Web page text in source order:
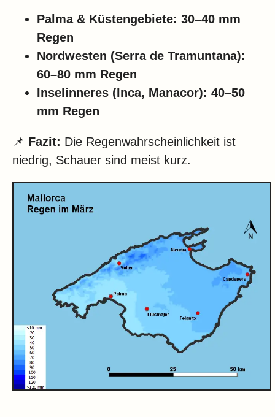
Palma & Küstengebiete: 30–40 mm
Regen
Nordwesten (Serra de Tramuntana):
60–80 mm Regen
Inselinneres (Inca, Manacor): 40–50
mm Regen
📌 Fazit: Die Regenwahrscheinlichkeit ist
niedrig, Schauer sind meist kurz.